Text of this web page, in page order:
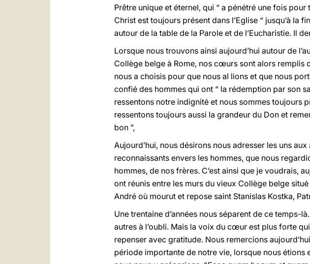
Prêtre unique et éternel, qui “ a pénétré une fois
Christ est toujours présent dans l’Eglise “ jusqu’à la
autour de la table de la Parole et de l’Eucharistie. Il
Lorsque nous trouvons ainsi aujourd’hui autour de
Collège belge à Rome, nos cœurs sont alors remplis
nous a choisis pour que nous al lions et que nous
confié des hommes qui ont “ la rédemption par son
ressentons notre indignité et nous sommes toujours
ressentons toujours aussi la grandeur du Don et
bon ”,
Aujourd’hui, nous désirons nous adresser les uns
reconnaissants envers les hommes, que nous
hommes, de nos frères. C’est ainsi que je voudrais,
ont réunis entre les murs du vieux Collège belge
André où mourut et repose saint Stanislas Kostka,
Une trentaine d’années nous séparent de ce
autres à l’oubli. Mais la voix du cœur est plus forte
repenser avec gratitude. Nous remercions
période importante de notre vie, lorsque nous